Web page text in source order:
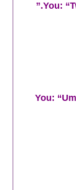
You:
You: